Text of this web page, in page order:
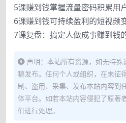
5课赚到钱掌握流量密码积累用
6课赚到钱可持续盈利的短视频
7课复盘：搞定人做成事赚到钱
声明：本站所有资源，如无特
稿发布。任何个人或组织，在未征
制、盗用、采集、发布本站内容到
体平台。如若本站内容侵犯了原著
们进行处理。